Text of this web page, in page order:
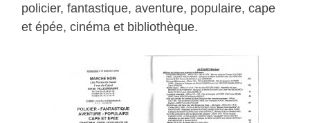
policier, fantastique, aventure, populaire, cape
et épée, cinéma et bibliothèque.